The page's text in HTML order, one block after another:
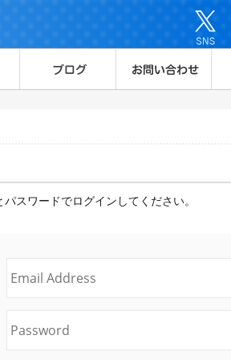
スワードでログインしてください。